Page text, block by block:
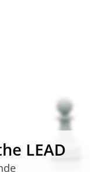
LEAD